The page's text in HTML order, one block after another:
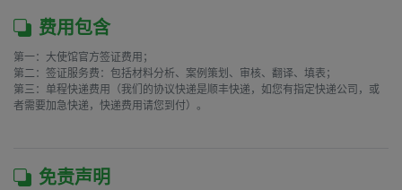
费用包含
第一：大使馆官方签证费用；
第二：签证服务费：包括材料分析、案例策划、审核、翻译、填表；
第三：单程快递费用（我们的协议快递是顺丰快递，如您有指定快递公司，或
者需要加急快递，快递费用请您到付）。
免责声明